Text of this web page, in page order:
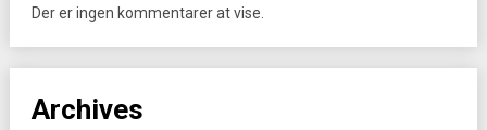
Der er ingen kommentarer at vise.
Archives